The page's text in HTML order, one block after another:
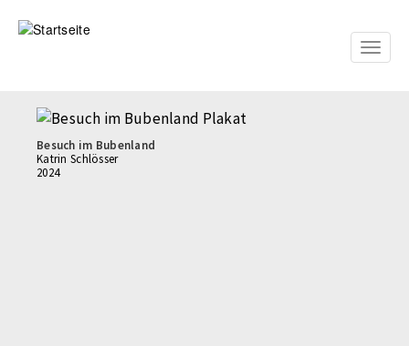
zum
Toggle
Besuch im Bubenland
Katrin Schlösser
2024